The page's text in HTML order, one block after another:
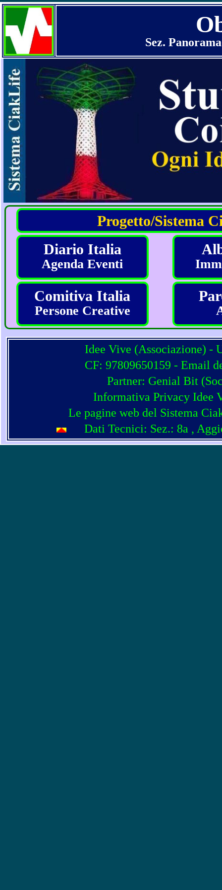
Sez.
Progetto/Sistema
Diario Italia
Agenda Eventi
Comitiva Italia
Persone Creative
Idee Vive (Associazione) -
CF: 97809650159 - Email
Partner: Genial Bit (
Informativa Privacy Idee
Le pagine web del Sistema
Dati Tecnici: Sez.: 8a ,